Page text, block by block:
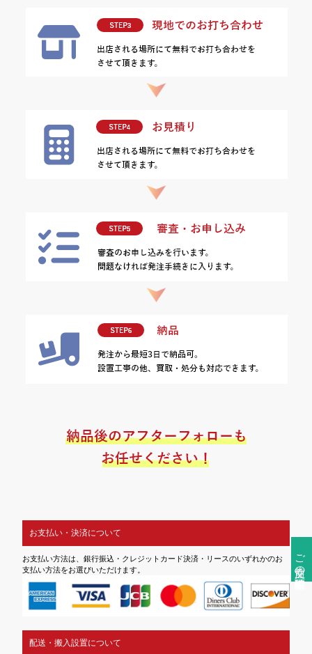
ご注文前の確認事項
お支払い・決済について
お支払い方法は、銀行振込・クレジットカード決済・リースのいずれかのお
支払い方法をお選びいただけます。
配送・搬入設置について